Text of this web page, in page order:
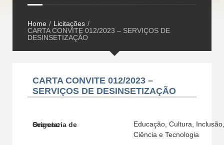
Home / Licitações /
CARTA CONVITE 012/2023 – SERVIÇOS DE
DESINSETIZAÇÃO
CARTA CONVITE 012/2023 –
SERVIÇOS DE DESINSETIZAÇÃO
Secretaria de Origem:
Educação, Cultura, Inclusão,
Ciência e Tecnologia